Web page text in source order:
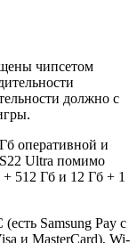
чипсетом
должно с
оперативной и
Ultra помимо
+ 512 Гб и 12 Гб + 1
Samsung Pay с
и MasterCard), Wi-